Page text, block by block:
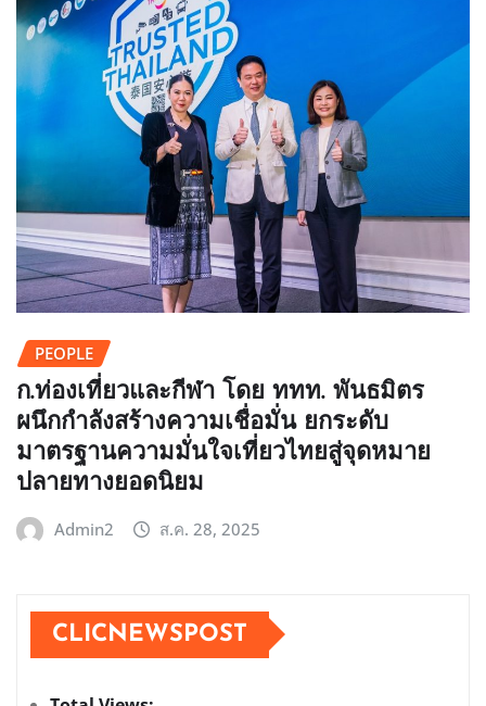
PEOPLE
ก.ท่องเที่ยวและกีฬา โดย ททท. พันธมิตร
ผนึกกำลังสร้างความเชื่อมั่น ยกระดับ
มาตรฐานความมั่นใจเที่ยวไทยสู่จุดหมาย
ปลายทางยอดนิยม
Admin2 ส.ค. 28, 2025
CLICNEWSPOST